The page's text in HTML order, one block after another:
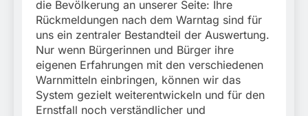
die Bevölkerung an unserer Seite: Ihre
Rückmeldungen nach dem Warntag sind für
uns ein zentraler Bestandteil der Auswertung.
Nur wenn Bürgerinnen und Bürger ihre
eigenen Erfahrungen mit den verschiedenen
Warnmitteln einbringen, können wir das
System gezielt weiterentwickeln und für den
Ernstfall noch verständlicher und